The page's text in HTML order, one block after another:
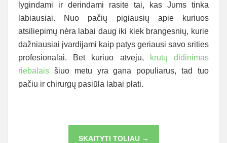
lygindami ir derindami rasite tai, kas Jums tinka
labiausiai. Nuo pačių pigiausių apie kuriuos
atsiliepimų nėra labai daug iki kiek brangesnių, kurie
dažniausiai įvardijami kaip patys geriausi savo srities
profesionalai. Bet kuriuo atveju,
krutų didinimas
riebalais šiuo metu yra gana populiarus, tad tuo
pačiu ir chirurgų pasiūla labai plati.
SKAITYTI TOLIAU →